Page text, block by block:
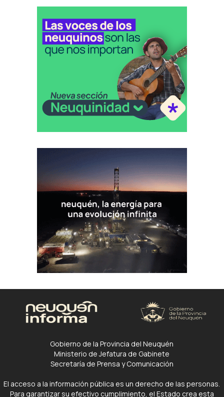
Gobierno de la Provincia del Neuquén
Ministerio de Jefatura de Gabinete
Secretaría de Prensa y Comunicación
El acceso a la información pública es un derecho de las personas.
Para garantizar su efectivo cumplimiento, el Estado crea esta